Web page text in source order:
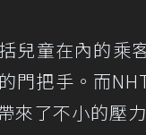
兒童在內的乘
門把手。而
來了不小的壓力